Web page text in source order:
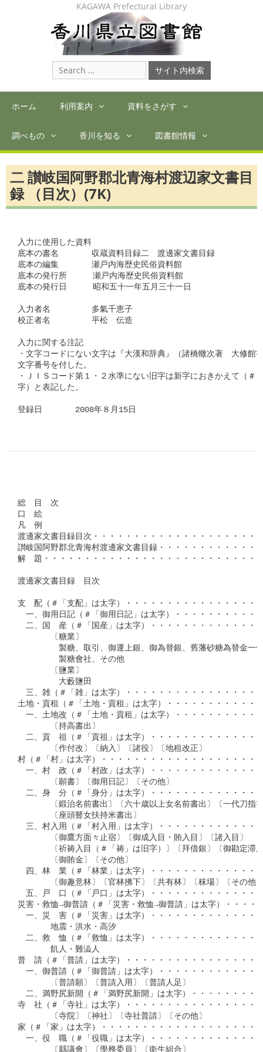
KAGAWA Prefectural Library
Search
for:
ホーム 利用案内 資料をさがす
調べもの 香川を知る 図書館情報
二 讃岐国阿野郡北青海村渡辺家文書目
録 （目次）(7K)
入力に使用した資料
底本の書名　　　　収蔵資料目録二　渡邊家文書目録
底本の編集　　　　瀬戸内海歴史民俗資料館
底本の発行所　　  瀬戸内海歴史民俗資料館
底本の発行日　　  昭和五十一年五月三十一日
入力者名　　　　　多氣千恵子
校正者名　　　　　平松　伝造
入力に関する注記
・文字コードにない文字は『大漢和辞典』（諸橋轍次著　大修館
文字番号を付した。
・ＪＩＳコード第１・２水準にない旧字は新字におきかえて（＃
字）と表記した。
登録日　　　　2008年８月15日
総　目　次
口　絵
凡　例
渡邊家文書目録目次・・・・・・・・・・・・・・・・・・・・
讃岐国阿野郡北青海村渡邊家文書目録・・・・・・・・・・・・
解　題・・・・・・・・・・・・・・・・・・・・・・・・・・
渡邊家文書目録　目次
支　配（＃「支配」は太字）・・・・・・・・・・・・・・・・
一、御用日記（＃「御用日記」は太字）・・・・・・・・・・
二、国　産（＃「国産」は太字）・・・・・・・・・・・・・
〔糖業〕
製糖、取引、御運上銀、御為替銀、舊藩砂糖為替金一
製糖會社、その他
〔鹽業〕
大藪鹽田
三、雑（＃「雑」は太字）・・・・・・・・・・・・・・・・
土地・貢租（＃「土地・貢租」は太字）・・・・・・・・・・・
一、土地改（＃「土地・貢租」は太字）・・・・・・・・・・
〔持高書出〕
二、貢　祖（＃「貢祖」は太字）・・・・・・・・・・・・・
〔作付改〕〔納入〕〔諸役〕〔地租改正〕
村（＃「村」は太字）・・・・・・・・・・・・・・・・・・・
一、村　政（＃「村政」は太字）・・・・・・・・・・・・・
〔願書〕〔御用日記〕〔その他〕
二、身　分（＃「身分」は太字）・・・・・・・・・・・・・
〔鍛治名前書出〕〔六十歳以上女名前書出〕〔一代刀指
〔座頭瞽女扶持米書出〕
三、村入用（＃「村入用」は太字）・・・・・・・・・・・・
〔御鷹方面々止宿〕〔御成入目・賄入目〕〔諸入目〕
〔祈祷入目（＃「祷」は旧字）〕〔拜借銀〕〔御勘定滞府
〔御賄金〕〔その他〕
四、林　業（＃「林業」は太字）・・・・・・・・・・・・・
〔御趣意林〕〔官林拂下〕〔共有林〕〔秣場〕〔その他
五、戸　口（＃「戸口」は太字）・・・・・・・・・・・・・
災害・救恤→御普請（＃「災害・救恤→御普請」は太字）・・・・
一、災　害（＃「災害」は太字）・・・・・・・・・・・・・
地震・洪水・高汐
二、救　恤（＃「救恤」は太字）・・・・・・・・・・・・・
飢人・難澁人
普　請（＃「普請」は太字）・・・・・・・・・・・・・・・・
一、御普請（＃「御普請」は太字）・・・・・・・・・・・・
〔普請願〕〔普請入用〕〔普請人足〕
二、満野尻新開（＃「満野尻新開」は太字）・・・・・・・・
寺　社（＃「寺社」は太字）・・・・・・・・・・・・・・・・
〔寺院〕〔神社〕〔寺社普請〕〔その他〕
家（＃「家」は太字）・・・・・・・・・・・・・・・・・・・
一、役　職（＃「役職」は太字）・・・・・・・・・・・・・
〔縣議會〕〔學務委員〕〔衛生組合〕